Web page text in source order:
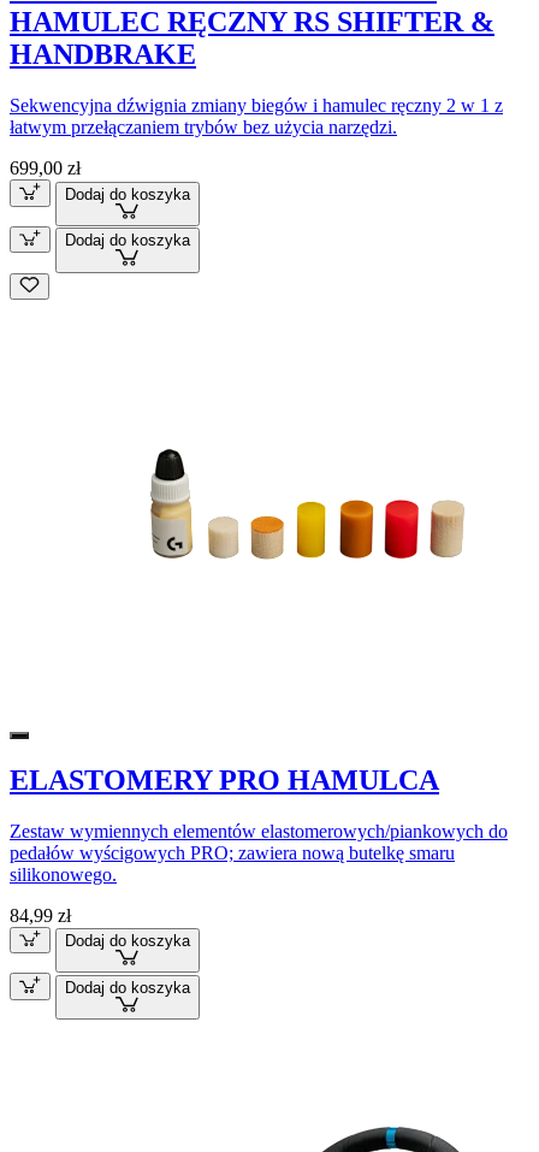
HAMULEC RĘCZNY RS SHIFTER &
HANDBRAKE
Sekwencyjna dźwignia zmiany biegów i hamulec ręczny 2 w 1 z
łatwym przełączaniem trybów bez użycia narzędzi.
699,00 zł
Dodaj do koszyka
Dodaj do koszyka
ELASTOMERY PRO HAMULCA
Zestaw wymiennych elementów elastomerowych/piankowych do
pedałów wyścigowych PRO; zawiera nową butelkę smaru
silikonowego.
84,99 zł
Dodaj do koszyka
Dodaj do koszyka